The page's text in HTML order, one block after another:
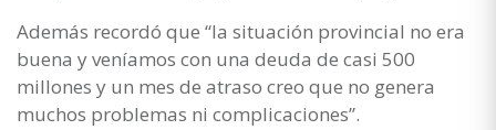
Además recordó que “la situación provincial no era
buena y veníamos con una deuda de casi 500
millones y un mes de atraso creo que no genera
muchos problemas ni complicaciones”.